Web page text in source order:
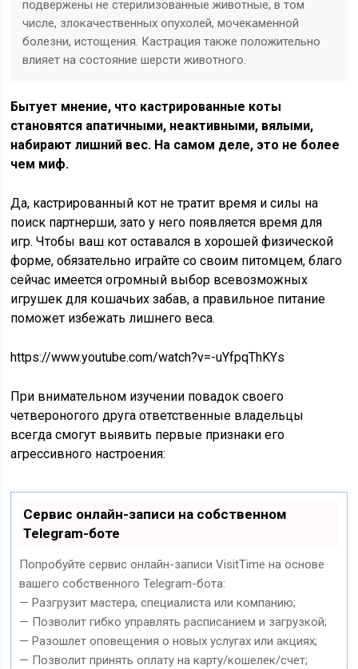
подвержены не стерилизованные животные, в том
числе, злокачественных опухолей, мочекаменной
болезни, истощения. Кастрация также положительно
влияет на состояние шерсти животного.
Бытует мнение, что кастрированные коты
становятся апатичными, неактивными, вялыми,
набирают лишний вес. На самом деле, это не более
чем миф.
Да, кастрированный кот не тратит время и силы на
поиск партнерши, зато у него появляется время для
игр. Чтобы ваш кот оставался в хорошей физической
форме, обязательно играйте со своим питомцем, благо
сейчас имеется огромный выбор всевозможных
игрушек для кошачьих забав, а правильное питание
поможет избежать лишнего веса.
https://www.youtube.com/watch?v=-uYfpqThKYs
При внимательном изучении повадок своего
четвероногого друга ответственные владельцы
всегда смогут выявить первые признаки его
агрессивного настроения:
Сервис онлайн-записи на собственном
Telegram-боте
Попробуйте сервис онлайн-записи VisitTime на основе
вашего собственного Telegram-бота:
— Разгрузит мастера, специалиста или компанию;
— Позволит гибко управлять расписанием и загрузкой;
— Разошлет оповещения о новых услугах или акциях;
— Позволит принять оплату на карту/кошелек/счет;